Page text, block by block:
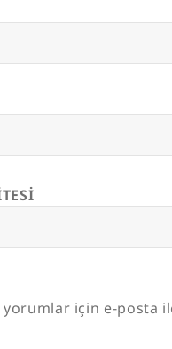
için e-posta